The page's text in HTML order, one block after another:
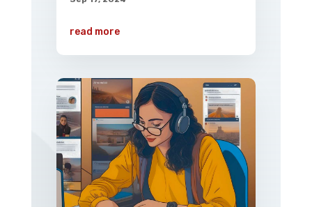
read more